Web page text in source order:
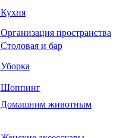
Кухня
Организация пространства
Столовая и бар
Уборка
Шоппинг
Домашним животным